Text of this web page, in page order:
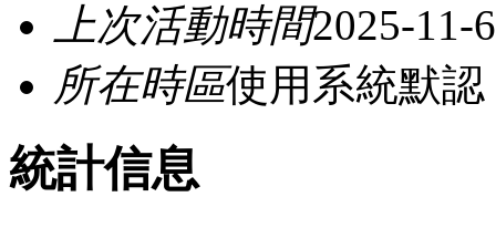
上次活動時間2025-11-
所在時區使用系統默認
統計信息